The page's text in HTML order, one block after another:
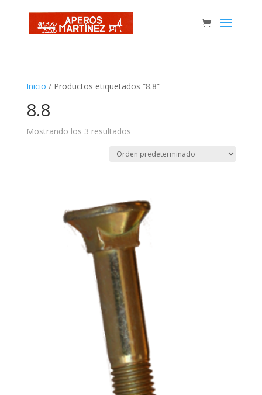
Inicio / Productos etiquetados “8.8”
8.8
Mostrando los 3 resultados